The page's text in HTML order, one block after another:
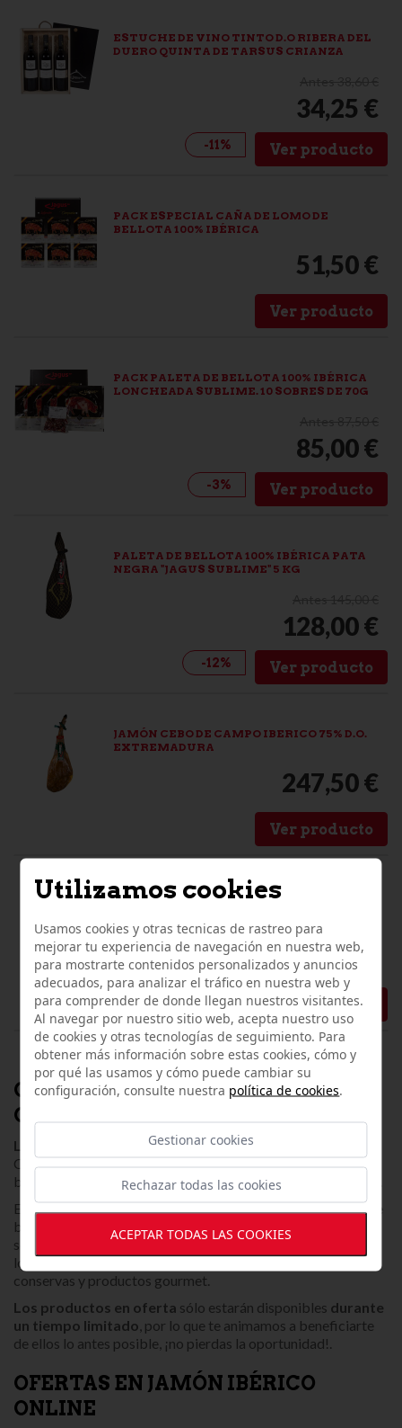
ESTUCHE DE VINO TINTO D.O RIBERA DEL
DUERO QUINTA DE TARSUS CRIANZA
34,25 €
Ver producto
-11%
PACK ESPECIAL CAÑA DE LOMO DE
BELLOTA 100% IBÉRICA
51,50 €
Ver producto
PACK PALETA DE BELLOTA 100% IBÉRICA
LONCHEADA SUBLIME. 10 SOBRES DE 70G
85,00 €
Ver producto
-3%
PALETA DE BELLOTA 100% IBÉRICA PATA
NEGRA "JAGUS SUBLIME" 5 KG
128,00 €
Ver producto
-12%
JAMÓN CEBO DE CAMPO IBERICO 75% D.O.
EXTREMADURA
247,50 €
Ver producto
JAMÓN DE BELLOTA 100% IBÉRICO PATA
CUCHILLO
323,75 €
Ver producto
COMPRA LAS MEJORES OFERTAS
ONLINE
Los mejores productosIberjagustienen descuentos
Consulta asiduamente nuestra sección para poder
beneficiarte de los productos de alta calidad al mejor precio.
Entre nuestros productos puedes encontrar jamón ibérico de
bellota, loncheados ibéricos (paleta y jamón loncheado), la
selección de embutidos de raza ibérica tanto en pieza como
loncheados, quesos artesanos, vinos de la mejor calidad,
conservas y productos gourmet.
Los productos en oferta sólo estarán disponibles durante
un tiempo limitado , por lo que te animamos a beneficiarte
de ellos lo antes posible, ¡no pierdas la oportunidad!.
OFERTAS EN JAMÓN IBÉRICO
ONLINE
Utilizamos cookies
Usamos cookies y otras tecnicas de rastreo para
mejorar tu experiencia de navegación en nuestra web,
para mostrarte contenidos personalizados y anuncios
adecuados, para analizar el tráfico en nuestra web y
para comprender de donde llegan nuestros visitantes.
Al navegar por nuestro sitio web, acepta nuestro uso
de cookies y otras tecnologías de seguimiento. Para
obtener más información sobre estas cookies, cómo y
por qué las usamos y cómo puede cambiar su
configuración, consulte nuestra política de cookies.
Gestionar cookies
Rechazar todas las cookies
ACEPTAR TODAS LAS COOKIES